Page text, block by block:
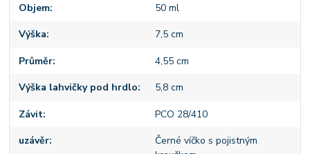
Objem 50 ml
Výška 7,5 cm
Průměr 4,55 cm
Výška lahvičky pod hrdlo 5,8 cm
Závit PCO 28/410
uzávěr
Černé víčko s pojistným